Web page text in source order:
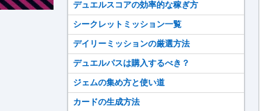
デュエルスコアの効率的な稼ぎ方
シークレットミッション一覧
デイリーミッションの厳選方法
デュエルパスは購入するべき？
ジェムの集め方と使い道
カードの生成方法